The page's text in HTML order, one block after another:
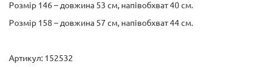
Розмір 146 – довжина 53 см, напівобхват 40 см.
Розмір 158 – довжина 57 см, напівобхват 44 см.
Артикул: 152532